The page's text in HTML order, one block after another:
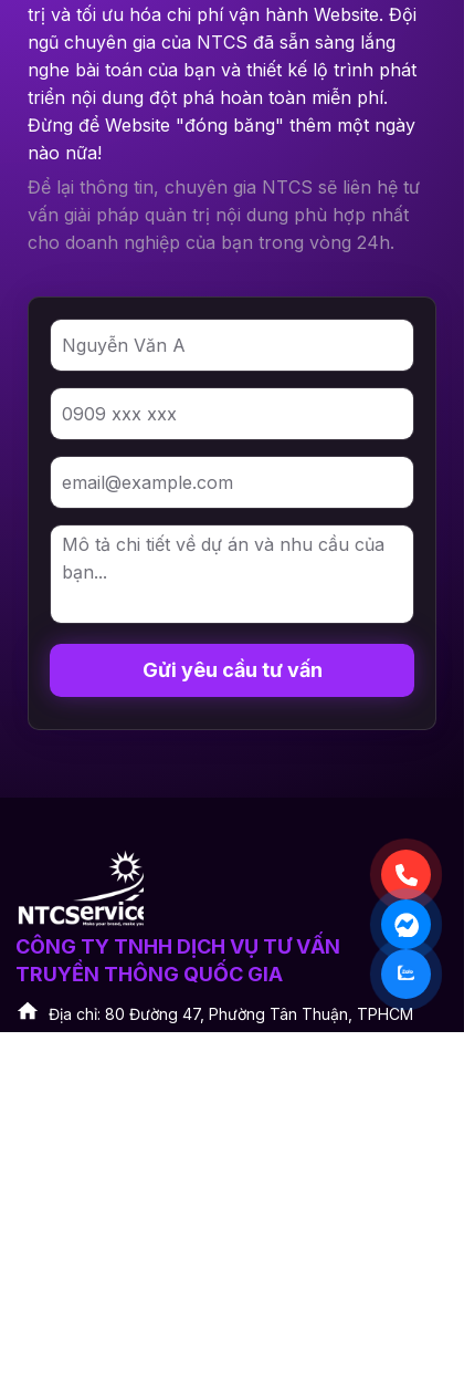
trị và tối ưu hóa chi phí vận hành Website. Đội
ngũ chuyên gia của NTCS đã sẵn sàng lắng
nghe bài toán của bạn và thiết kế lộ trình phát
triển nội dung đột phá hoàn toàn miễn phí.
Đừng để Website "đóng băng" thêm một ngày
nào nữa!
Gửi yêu cầu tư vấn
Để lại thông tin, chuyên gia NTCS sẽ liên hệ tư
vấn giải pháp quản trị nội dung phù hợp nhất
cho doanh nghiệp của bạn trong vòng 24h.
CÔNG TY TNHH DỊCH VỤ TƯ VẤN
TRUYỀN THÔNG QUỐC GIA
Địa chỉ: 80 Đường 47, Phường Tân Thuận, TPHCM